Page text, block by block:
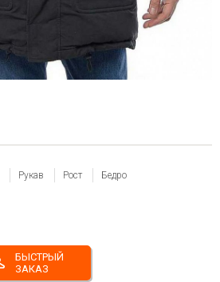
Рукав Рост Бедро
БЫСТРЫЙ
ЗАКАЗ